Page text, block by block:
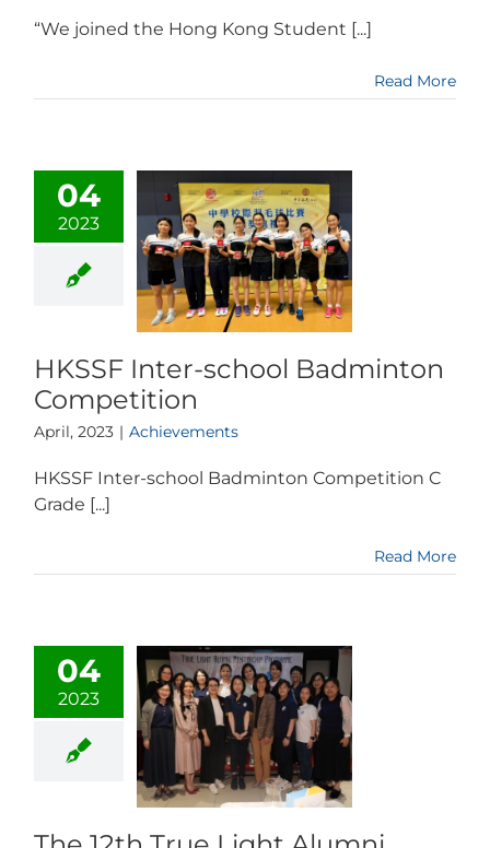
“We joined the Hong Kong Student [...]
Read More
04
2023
HKSSF Inter-school Badminton
Competition
April, 2023 | Achievements
HKSSF Inter-school Badminton Competition C
Grade [...]
Read More
04
2023